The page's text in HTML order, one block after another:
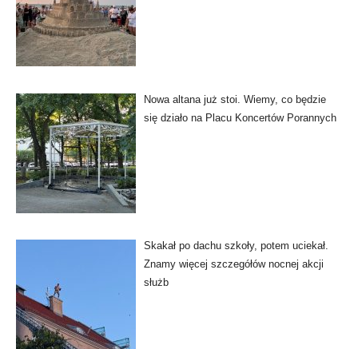
Nowa altana już stoi. Wiemy, co będzie
się działo na Placu Koncertów Porannych
Skakał po dachu szkoły, potem uciekał.
Znamy więcej szczegółów nocnej akcji
służb